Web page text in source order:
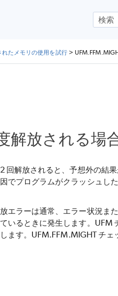
にスキップ
れたメモリの使用を試行>
解放される場
回解放されると、予想外の結
でプログラムがクラッシュし
エラーは通常、エラー状況ま
いるときに発生します。UFM
ます。UFM.FFM.MIGHT チ